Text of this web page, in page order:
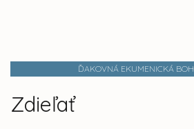
ĎAKOVNÁ EKUMENICKÁ
Zdieľať